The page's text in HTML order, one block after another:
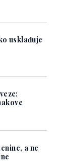
usklađuje
a ne